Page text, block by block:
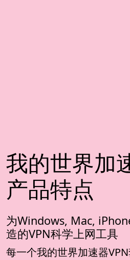
我的世界加
产品特点
为Windows, Mac,
造的VPN科学上网工具
每一个我的世界加速器